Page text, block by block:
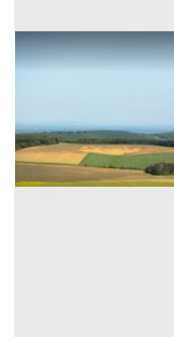
Terreni all'asta a
Codice asta:a7c85166
15/09/2026